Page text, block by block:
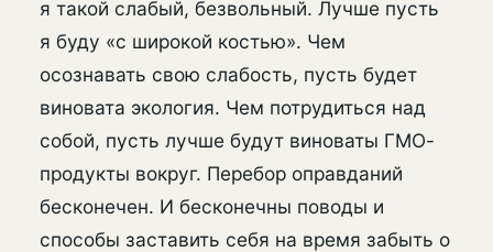
я такой слабый, безвольный. Лучше пусть
я буду «с широкой костью». Чем
осознавать свою слабость, пусть будет
виновата экология. Чем потрудиться над
собой, пусть лучше будут виноваты ГМО-
продукты вокруг. Перебор оправданий
бесконечен. И бесконечны поводы и
способы заставить себя на время забыть о